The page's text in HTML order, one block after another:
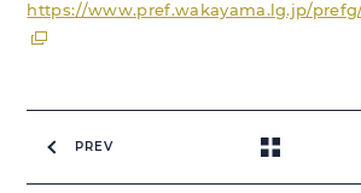
https://www.pref.wakayama.lg.jp/
PREV